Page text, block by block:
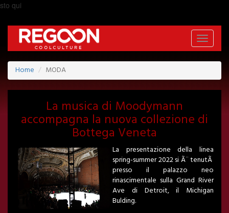
sto qui
Toggle
Home
MODA
La musica di Moodymann
accompagna la nuova collezione di
Bottega Veneta
La presentazione della linea
spring-summer 2022 si Ã¨ tenutÃ
presso il palazzo neo
rinascimentale sulla Grand River
Ave di Detroit, il Michigan
Bulding.